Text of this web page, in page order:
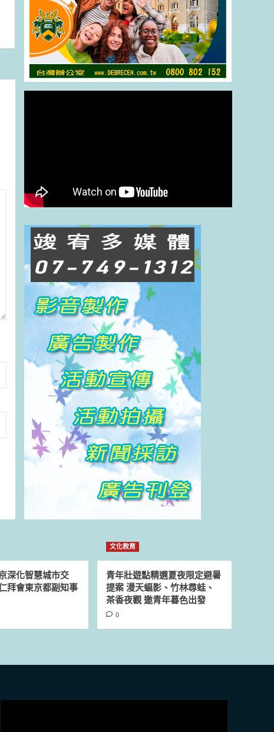
深化智慧城市交
拜會東京都副知事
文化教育
青年壯遊點精選夏夜限定避暑
提案 漫天蝠影、竹林尋蛙、
茶香夜觀 邀青年暮色出發
0